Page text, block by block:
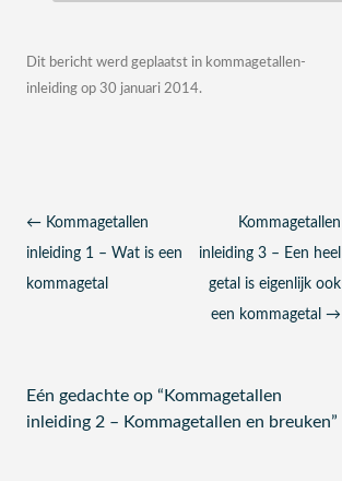
Dit bericht werd geplaatst in kommagetallen-
inleiding op 30 januari 2014.
Berichtnavigatie
← Kommagetallen
inleiding 1 – Wat is een
kommagetal
Kommagetallen
inleiding 3 – Een heel
getal is eigenlijk ook
een kommagetal→
Eén gedachte op “ Kommagetallen
inleiding 2 – Kommagetallen en breuken”